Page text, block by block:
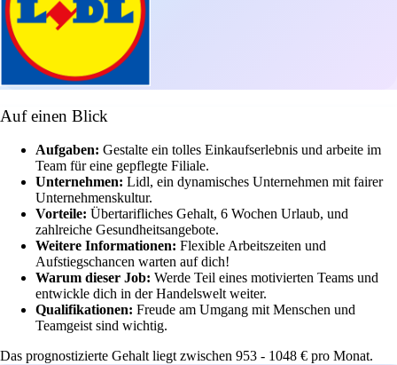
Auf einen Blick
Aufgaben: Gestalte ein tolles Einkaufserlebnis und arbeite im
Team für eine gepflegte Filiale.
Unternehmen: Lidl, ein dynamisches Unternehmen mit fairer
Unternehmenskultur.
Vorteile: Übertarifliches Gehalt, 6 Wochen Urlaub, und
zahlreiche Gesundheitsangebote.
Weitere Informationen: Flexible Arbeitszeiten und
Aufstiegschancen warten auf dich!
Warum dieser Job: Werde Teil eines motivierten Teams und
entwickle dich in der Handelswelt weiter.
Qualifikationen: Freude am Umgang mit Menschen und
Teamgeist sind wichtig.
Das prognostizierte Gehalt liegt zwischen 953 - 1048 € pro Monat.